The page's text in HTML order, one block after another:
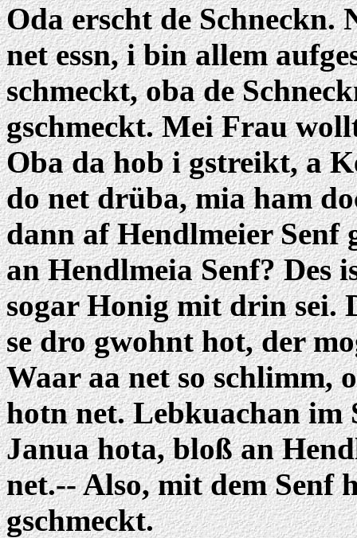
Oda erscht de Schneckn.
net essn, i bin allem
schmeckt, oba de
gschmeckt. Mei Frau
Oba da hob i gstreikt, a
do net drüba, mia ham
dann af Hendlmeier Senf
an Hendlmeia Senf? Des
sogar Honig mit drin sei.
se dro gwohnt hot, der
Waar aa net so schlimm,
hotn net. Lebkuachan im
Janua hota, bloß an
net.-- Also, mit dem Senf
gschmeckt.